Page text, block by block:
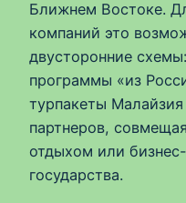
Ближнем Востоке.
компаний это
двусторонние
программы «из
турпакеты
партнеров,
отдыхом или
государства.